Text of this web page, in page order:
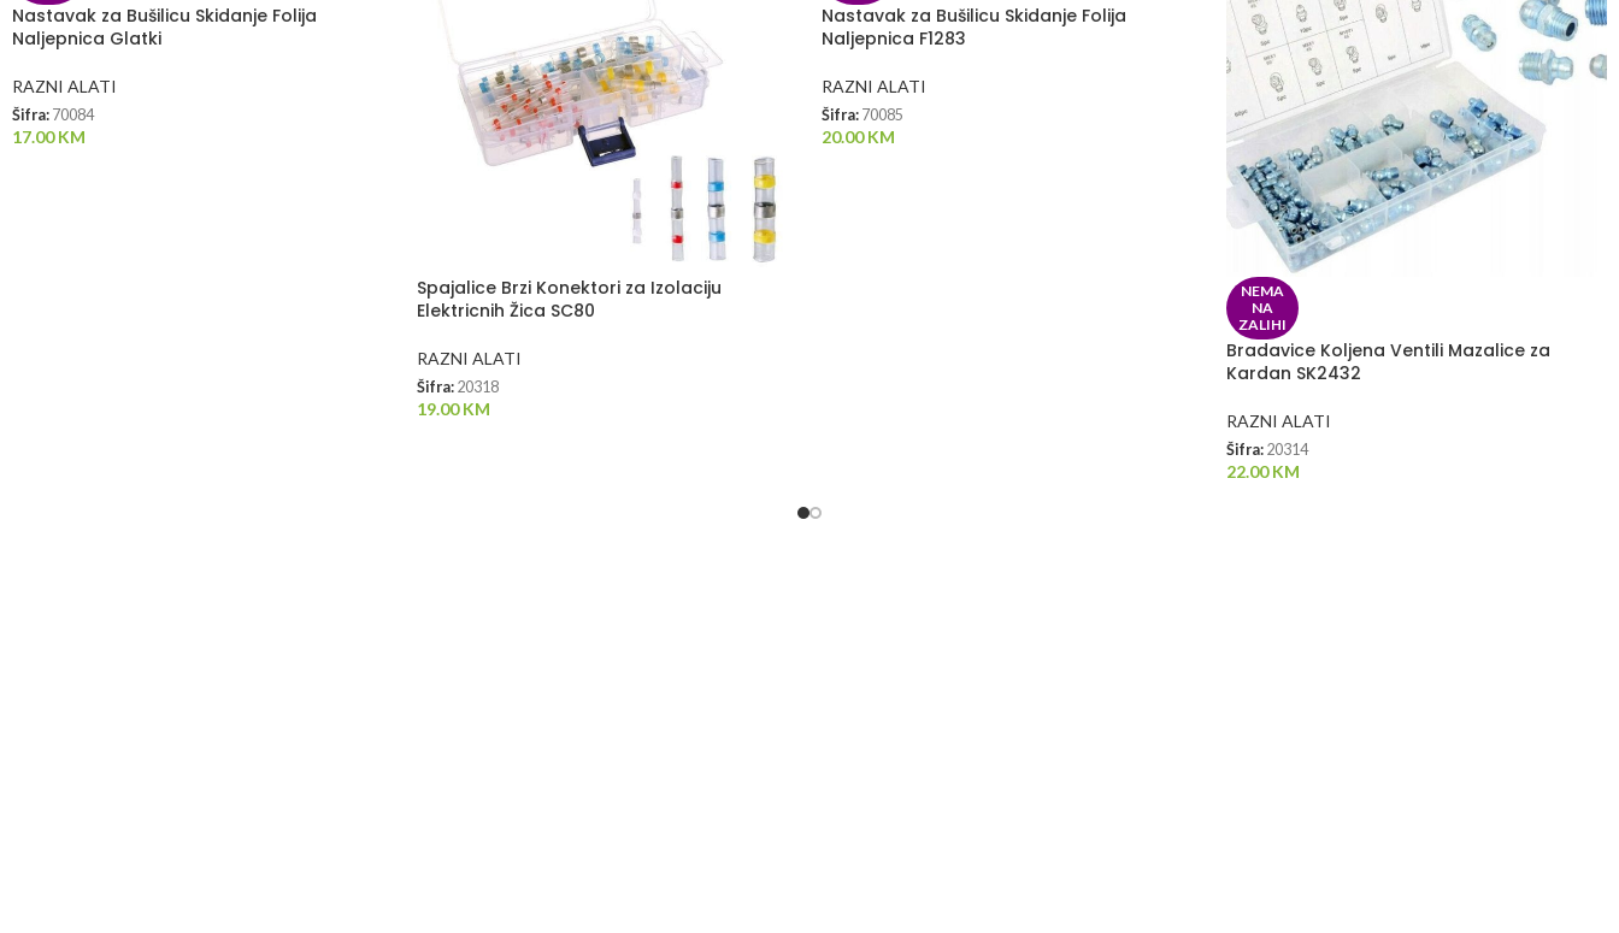
Nastavak za Bušilicu Skidanje Folija
Naljepnica Glatki
RAZNI ALATI
Šifra: 70084
17.00KM
Spajalice Brzi Konektori za Izolaciju
Elektricnih Žica SC80
RAZNI ALATI
Šifra: 20318
19.00KM
Nastavak za Bušilicu Skidanje Folija
Naljepnica F1283
RAZNI ALATI
Šifra: 70085
20.00KM
NEMA
NA
ZALIHI
Bradavice Koljena Ventili Mazalice za
Kardan SK2432
RAZNI ALATI
Šifra: 20314
22.00KM